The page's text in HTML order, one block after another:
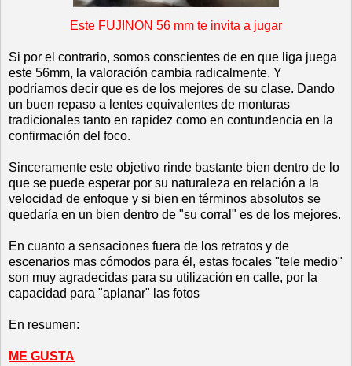
Este FUJINON 56 mm te invita a jugar
Si por el contrario, somos conscientes de en que liga juega
este 56mm, la valoración cambia radicalmente. Y
podríamos decir que es de los mejores de su clase. Dando
un buen repaso a lentes equivalentes de monturas
tradicionales tanto en rapidez como en contundencia en la
confirmación del foco.
Sinceramente este objetivo rinde bastante bien dentro de lo
que se puede esperar por su naturaleza en relación a la
velocidad de enfoque y si bien en términos absolutos se
quedaría en un bien dentro de "su corral" es de los mejores.
En cuanto a sensaciones fuera de los retratos y de
escenarios mas cómodos para él, estas focales "tele medio"
son muy agradecidas para su utilización en calle, por la
capacidad para "aplanar" las fotos
En resumen:
ME GUSTA